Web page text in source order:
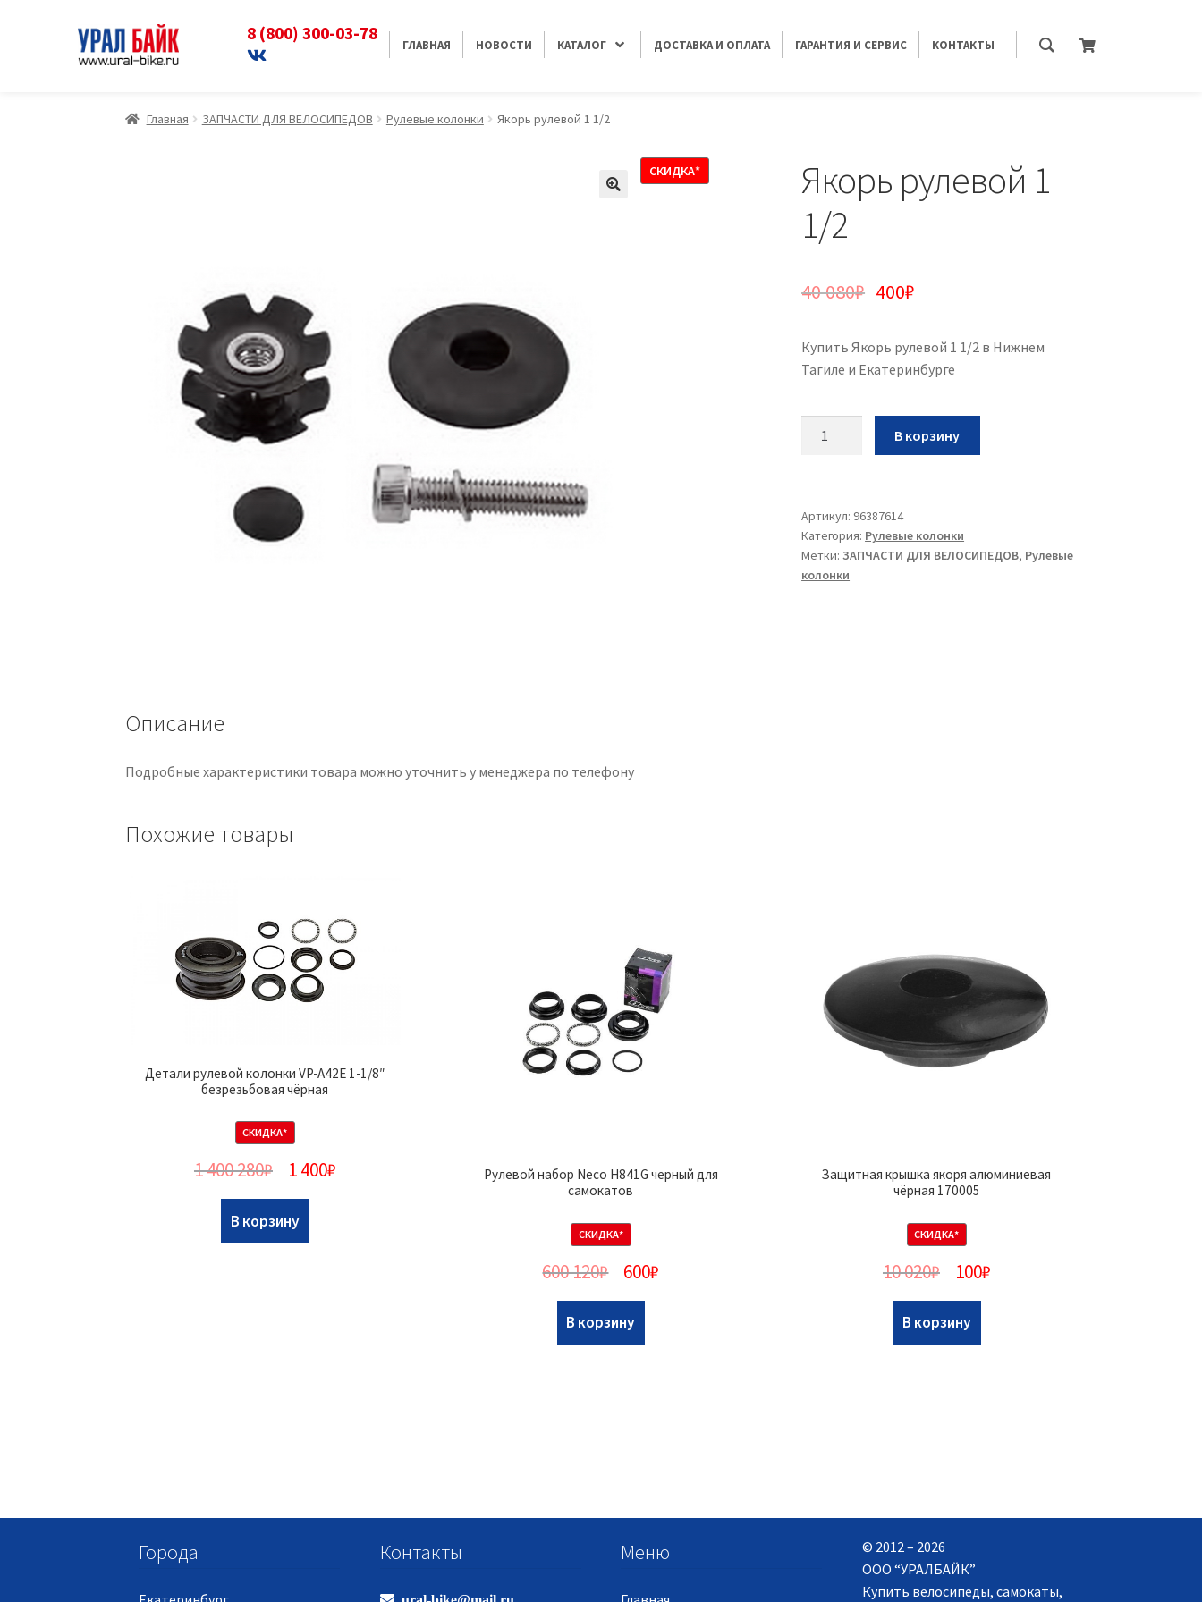
8 (800) 300-03-78
ГЛАВНАЯ НОВОСТИ КАТАЛОГ ДОСТАВКА И ОПЛАТА ГАРАНТИЯ И СЕРВИС КОНТАКТЫ
Перейти
к
Перейти
к
Главная ЗАПЧАСТИ ДЛЯ ВЕЛОСИПЕДОВ Рулевые колонки Якорь рулевой 1 1/2
СКИДКА*
Якорь рулевой 1
1/2
40 080₽ 400₽
Купить Якорь рулевой 1 1/2 в Нижнем
Тагиле и Екатеринбурге
1/2
В корзину
Артикул: 96387614
Категория: Рулевые колонки
Метки:ЗАПЧАСТИ ДЛЯ ВЕЛОСИПЕДОВ, Рулевые
колонки
Описание
Подробные характеристики товара можно уточнить у менеджера по телефону
Похожие товары
Детали рулевой колонки VP-A42E 1-1/8″
безрезьбовая чёрная
СКИДКА*
1 400 280₽ 1 400₽
В корзину
Рулевой набор Neco H841G черный для
самокатов
СКИДКА*
600 120₽ 600₽
В корзину
Защитная крышка якоря алюминиевая
чёрная 170005
СКИДКА*
10 020₽ 100₽
В корзину
Города Контакты Меню
© 2012 – 2026
ООО “УРАЛБАЙК”
Купить велосипеды, самокаты,